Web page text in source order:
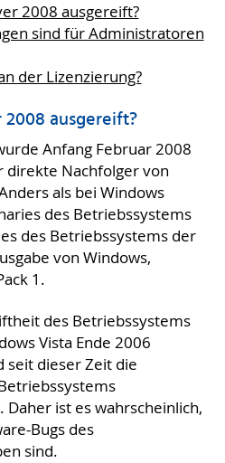
2008 ausgereift?
sind für Administratoren
der Lizenzierung?
2008 ausgereift?
Anfang Februar 2008
Nachfolger von
als bei Windows
des Betriebssystems
des Betriebssystems der
von Windows,
1.
des Betriebssystems
Vista Ende 2006
dieser Zeit die
ist es wahrscheinlich,
Bugs des
sind.